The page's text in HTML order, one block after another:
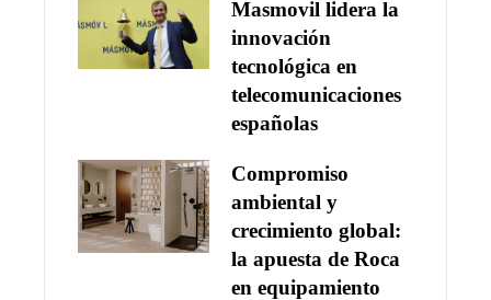
Masmovil lidera la
innovación
tecnológica en
telecomunicaciones
españolas
Compromiso
ambiental y
crecimiento global:
la apuesta de Roca
en equipamiento